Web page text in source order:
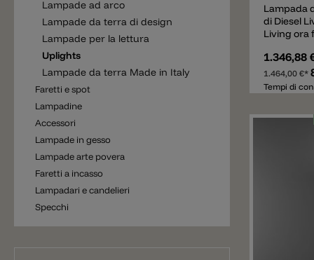
Lampade ad arco
Lampade da terra di design
Lampade per la lettura
Uplights
Lampade da terra Made in Italy
Faretti e spot
Lampadine
Accessori
Lampade in gesso
Lampade arte povera
Faretti a incasso
Lampadari e candelieri
Specchi
piccola
Tutti gli
richiesta.
Lampada
di Diesel
Living ora
uniche e
La
terra Fork
invariata,
a vista,
1.346,88
1.464,00 €*
Tempi di